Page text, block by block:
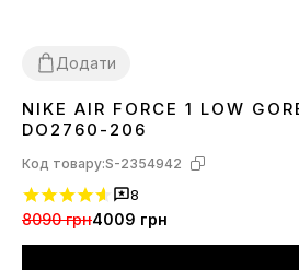
Додати
40
NIKE AIR FORCE 1 LOW
DO2760-206
Код товару:S-2354942
8
8090 грн4009 грн